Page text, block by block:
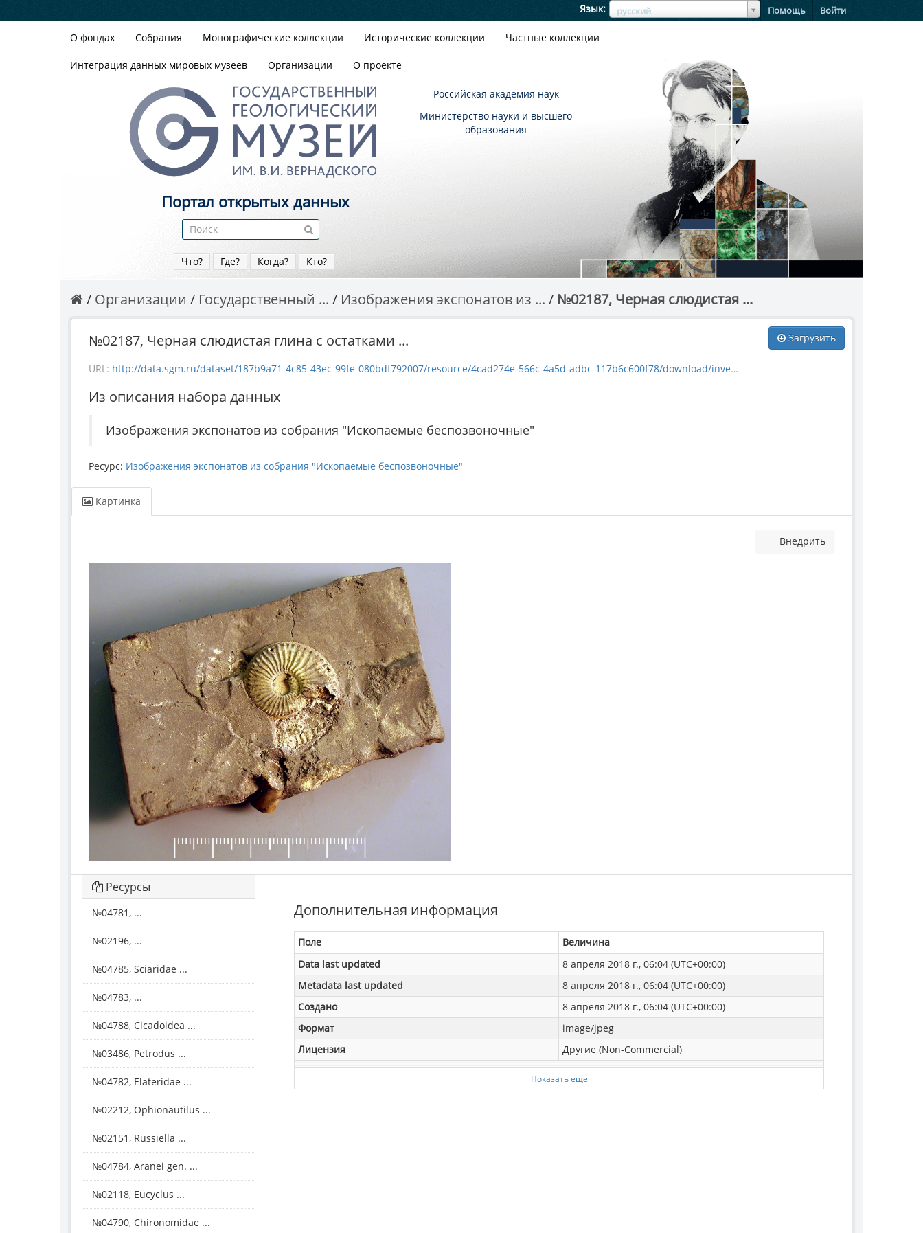
Язык русский
ЯзыкЯзык Помощь Войти
О фондах Собрания Монографические коллекции Исторические коллекции Частные коллекции
Интеграция данных мировых музеев Организации О проекте
Российская академия наук
Министерство науки и высшего
образования
Портал открытых данных
Что? Где? Когда? Кто?
Организации Государственный ... Изображения экспонатов из ... №02187, Черная слюдистая ...
Загрузить
№02187, Черная слюдистая глина с остатками ...
URL: http://data.sgm.ru/dataset/187b9a71-4c85-43ec-99fe-080bdf792007/resource/4cad274e-566c-4a5d-adbc-117b6c600f78/download/invertebrate_2187.jpg
Из описания набора данных
Изображения экспонатов из собрания "Ископаемые беспозвоночные"
Ресурс: Изображения экспонатов из собрания "Ископаемые беспозвоночные"
Картинка
Внедрить
Дополнительная информация
Поле
Величина
Data last updated
8 апреля 2018 г., 06:04 (UTC+00:00)
Metadata last updated
8 апреля 2018 г., 06:04 (UTC+00:00)
Создано
8 апреля 2018 г., 06:04 (UTC+00:00)
Формат
image/jpeg
Лицензия
Другие (Non-Commercial)
Показать еще
Ресурсы
№04781, ...
№02196, ...
№04785, Sciaridae ...
№04783, ...
№04788, Cicadoidea ...
№03486, Petrodus ...
№04782, Elateridae ...
№02212, Ophionautilus ...
№02151, Russiella ...
№04784, Aranei gen. ...
№02118, Eucyclus ...
№04790, Chironomidae ...